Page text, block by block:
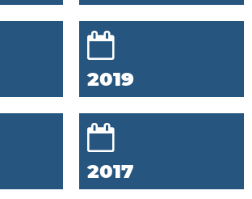
2019
2017